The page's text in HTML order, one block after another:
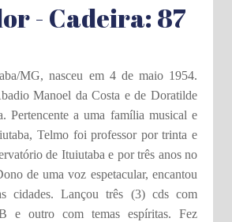
- Cadeira: 87
MG, nasceu em 4 de maio 1954.
Manoel da Costa e de Doratilde
Pertencente a uma família musical e
Telmo foi professor por trinta e
de Ituiutaba e por três anos no
de uma voz espetacular, encantou
cidades. Lançou três (3) cds com
e outro com temas espíritas. Fez